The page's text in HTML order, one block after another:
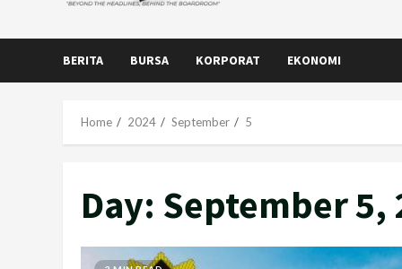
BERITA BURSA KORPORAT EKONOMI
Home 2024 September 5
Day: September 5,